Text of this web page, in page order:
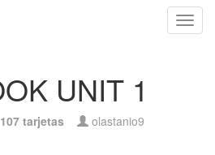
UNIT 1
107 tarjetas olastanio9